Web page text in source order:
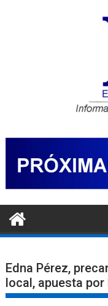
Edna Pérez,
local, apuesta